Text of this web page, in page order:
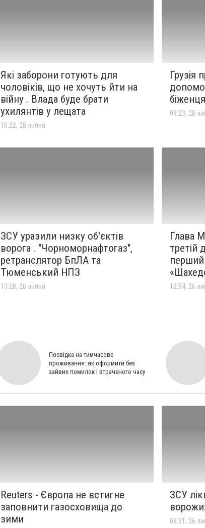
Які заборони готують для
чоловіків, що не хочуть йти на
війну . Влада буде брати
ухилянтів у лещата
10:22, 28 липня
Грузія
09:23, 28
ЗСУ уразили низку об'єктів
ворога . "Чорноморнафтогаз",
ретранслятор БпЛА та
Тюменський НПЗ
13:28, 26 липня
Глава
третій
перший
12:54, 26
Посвідка на тимчасове
проживання: як оформити без
зайвих помилок і втраченого часу
Reuters - Європа не встигне
заповнити газосховища до
зими
ЗСУ
09:31, 26